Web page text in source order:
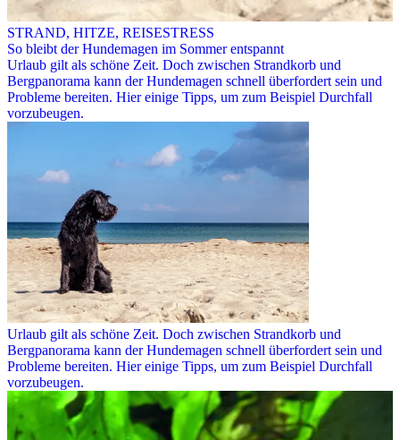
STRAND, HITZE, REISESTRESS
So bleibt der Hundemagen im Sommer entspannt
Urlaub gilt als schöne Zeit. Doch zwischen Strandkorb und
Bergpanorama kann der Hundemagen schnell überfordert sein und
Probleme bereiten. Hier einige Tipps, um zum Beispiel Durchfall
vorzubeugen.
Urlaub gilt als schöne Zeit. Doch zwischen Strandkorb und
Bergpanorama kann der Hundemagen schnell überfordert sein und
Probleme bereiten. Hier einige Tipps, um zum Beispiel Durchfall
vorzubeugen.